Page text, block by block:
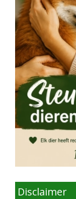
Disclaimer